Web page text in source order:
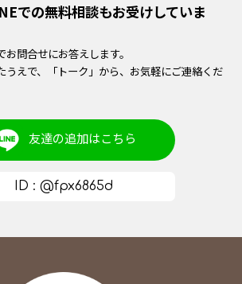
での無料相談もお受けしていま
問合せにお答えします。
うえで、「トーク」から、お気軽にご連絡くだ
友達の追加はこちら
ID : @fpx6865d